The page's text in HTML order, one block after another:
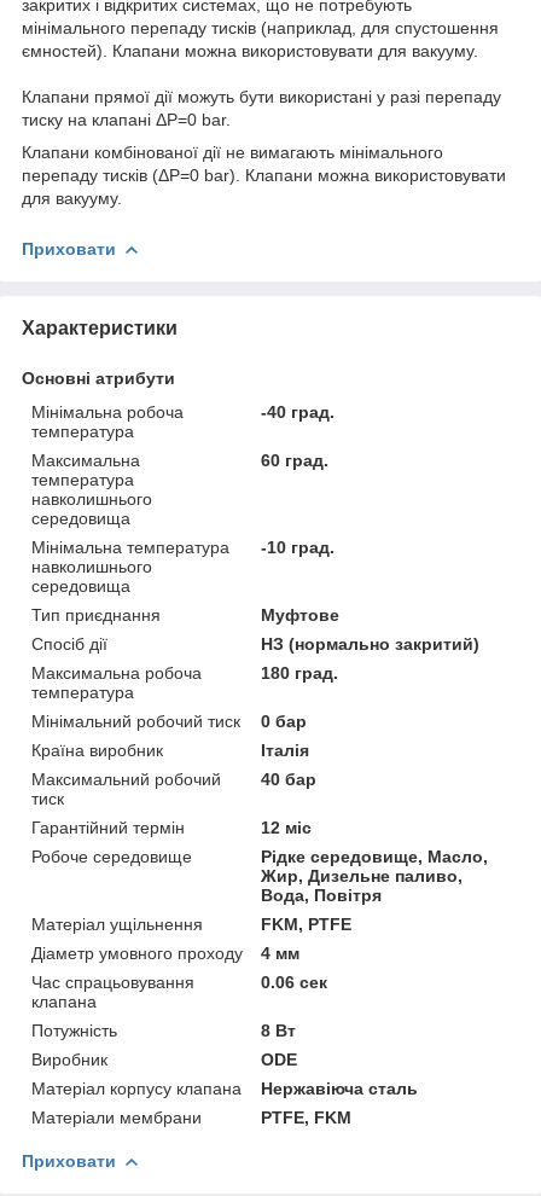
закритих і відкритих системах, що не потребують
мінімального перепаду тисків (наприклад, для спустошення
ємностей). Клапани можна використовувати для вакууму.
Клапани прямої дії можуть бути використані у разі перепаду
тиску на клапані ΔP=0 bar.
Клапани комбінованої дії не вимагають мінімального
перепаду тисків (ΔP=0 bar). Клапани можна використовувати
для вакууму.
Приховати
Характеристики
Основні атрибути
Мінімальна робоча
температура
-40 град.
Максимальна
температура
навколишнього
середовища
60 град.
Мінімальна температура
навколишнього
середовища
-10 град.
Тип приєднання
Муфтове
Спосіб дії
НЗ (нормально закритий)
Максимальна робоча
температура
180 град.
Мінімальний робочий тиск
0 бар
Країна виробник
Італія
Максимальний робочий
тиск
40 бар
Гарантійний термін
12 міс
Робоче середовище
Рідке середовище, Масло,
Жир, Дизельне паливо,
Вода, Повітря
Матеріал ущільнення
FKM, PTFE
Діаметр умовного проходу
4 мм
Час спрацьовування
клапана
0.06 сек
Потужність
8 Вт
Виробник
ODE
Матеріал корпусу клапана
Нержавіюча сталь
Матеріали мембрани
PTFE, FKM
Приховати